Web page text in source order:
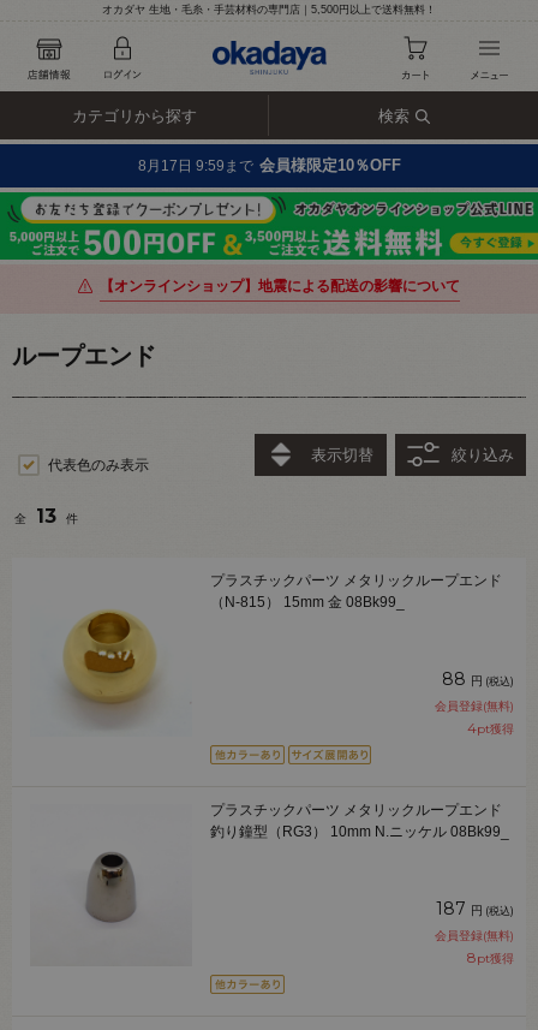
オカダヤ 生地・毛糸・手芸材料の専門店｜5,500円以上で送料無料！
カテゴリから探す 検索
8月17日 9:59まで 会員様限定10％OFF
【オンラインショップ】地震による配送の影響について
ループエンド
代表色のみ表示
表示切替 絞り込み
全 13 件
プラスチックパーツ メタリックループエンド
（N-815） 15mm 金 08Bk99_
88 円 (税込)
会員登録(無料)
4pt獲得
プラスチックパーツ メタリックループエンド
釣り鐘型（RG3） 10mm N.ニッケル 08Bk99_
187 円 (税込)
会員登録(無料)
8pt獲得